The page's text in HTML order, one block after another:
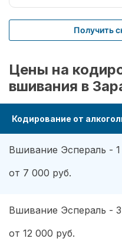
Получить
Цены на
вшивания в
Кодирование от
Вшивание Эспераль - 1
от 7 000 руб.
Вшивание Эспераль -
от 12 000 руб.